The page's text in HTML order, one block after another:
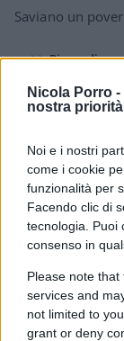
Nicola Porro -
nostra priorità
Noi e i nostri
come i cookie
funzionalità per
Facendo clic di
tecnologia. Puoi
consenso in
Please note
services and
not limited to
grant or deny
Saviano un
Rispondi
Maurizzzio
Un tempo i
alla fantasia
puzzle
Rispondi